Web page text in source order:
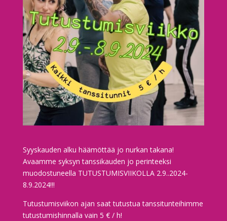
Syyskauden alku häämöttää jo nurkan takana!
Avaamme syksyn tanssikauden jo perinteeksi
muodostuneella TUTUSTUMISVIIKOLLA 2.9..2024-
8.9.2024!!!
Tutustumisviikon ajan saat tutustua tanssitunteihimme
tutustumishinnalla vain 5 € / h!